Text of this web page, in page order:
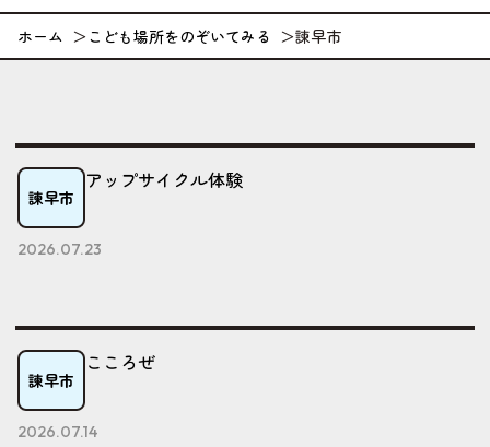
ホーム こども場所をのぞいてみる 諫早市
諫早市
アップサイクル体験
2026.07.23
諫早市
こころぜ
2026.07.14